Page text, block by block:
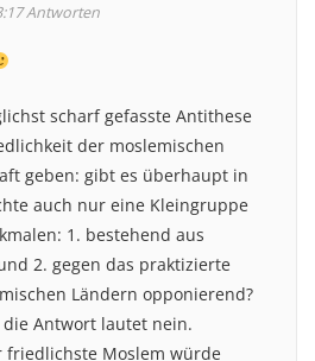
Antworten
scharf gefasste Antithese
der moslemischen
geben: gibt es überhaupt in
auch nur eine Kleingruppe
1. bestehend aus
2. gegen das praktizierte
Ländern opponierend?
die Antwort lautet nein.
friedlichste Moslem würde